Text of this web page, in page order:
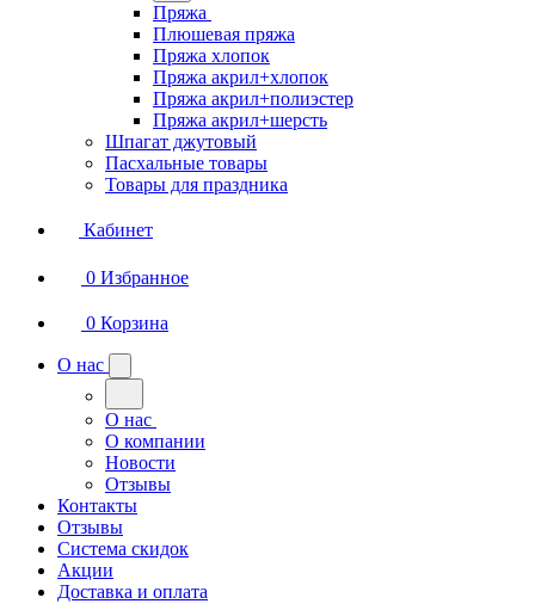
Пряжа
Плюшевая пряжа
Пряжа хлопок
Пряжа акрил+хлопок
Пряжа акрил+полиэстер
Пряжа акрил+шерсть
Шпагат джутовый
Пасхальные товары
Товары для праздника
Кабинет
0 Избранное
0 Корзина
О нас
О нас
О компании
Новости
Отзывы
Контакты
Отзывы
Система скидок
Акции
Доставка и оплата